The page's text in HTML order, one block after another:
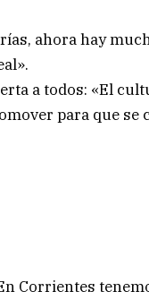
ahora hay
a todos: «El
para que se
Corrientes